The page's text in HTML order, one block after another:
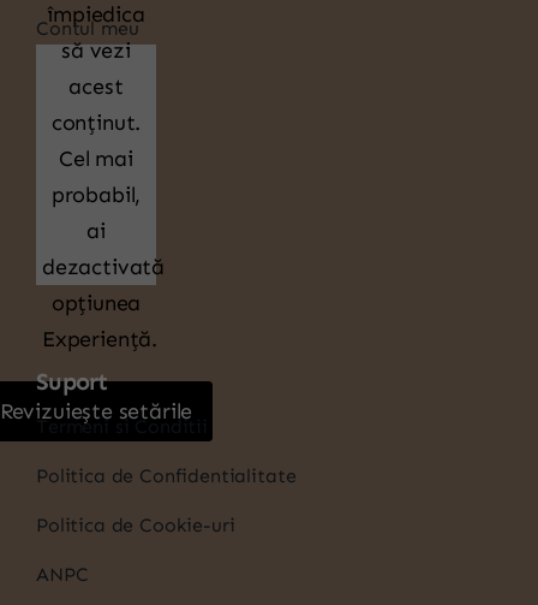
Contul meu
împiedica
să vezi
acest
conținut.
Cel mai
probabil,
ai
dezactivată
opțiunea
Experiență.
Revizuiește setările
Suport
Termeni si Conditii
Politica de Confidentialitate
Politica de Cookie-uri
ANPC